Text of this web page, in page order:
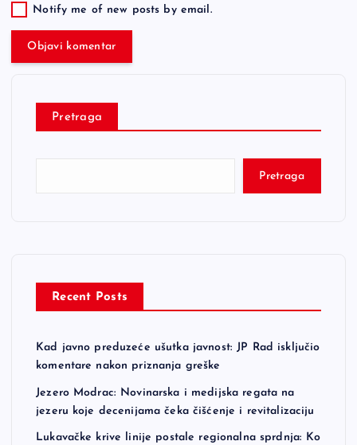
Notify me of new posts by email.
Pretraga
Pretraga
Recent Posts
Kad javno preduzeće ušutka javnost: JP Rad isključio
komentare nakon priznanja greške
Jezero Modrac: Novinarska i medijska regata na
jezeru koje decenijama čeka čišćenje i revitalizaciju
Lukavačke krive linije postale regionalna sprdnja: Ko